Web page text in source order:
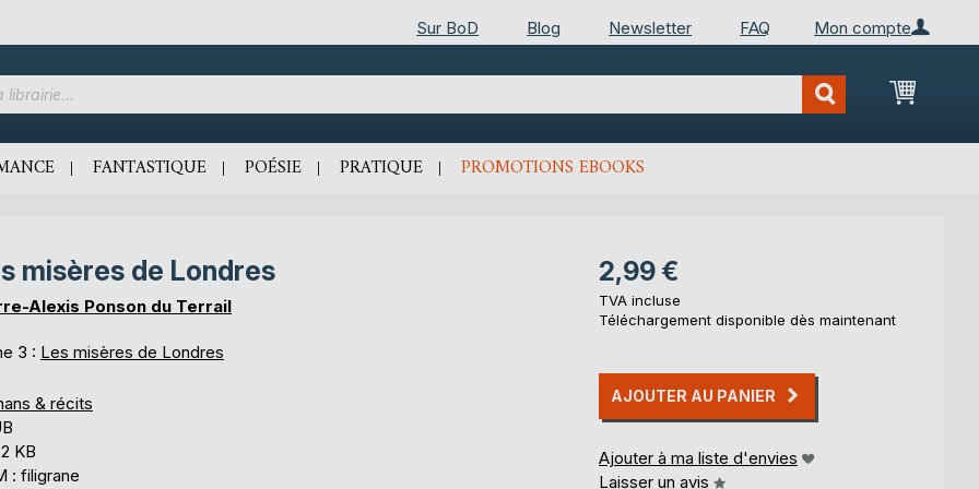
Mon compte
Sur BoD Blog Newsletter FAQ
Mon
FANTASTIQUE POÉSIE PRATIQUE PROMOTIONS EBOOKS
misères de Londres
Alexis Ponson du Terrail
3 : Les misères de Londres
& récits
KB
: filigrane
2,99 €
TVA incluse
Téléchargement disponible dès maintenant
AJOUTER AU PANIER
Ajouter à ma liste d'envies
Laisser un avis